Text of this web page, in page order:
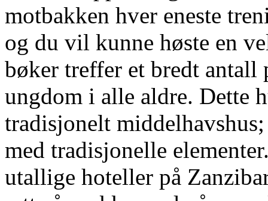
motbakken hver eneste
og du vil kunne høste en
bøker treffer et bredt antall
ungdom i alle aldre. Dette
tradisjonelt
med tradisjonelle
utallige hoteller på